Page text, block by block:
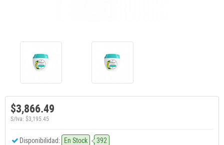
$3,866.49
S/Iva: $3,195.45
Disponibilidad: En Stock 392